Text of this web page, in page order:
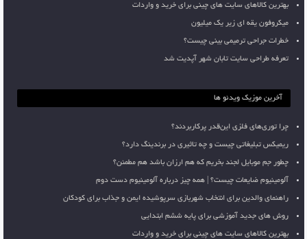
بهترین کالاهای سایت های چینی برای خرید و واردات
میکروفون یقه ای زیر یک میلیون
خطرات جراحی ترمیمی بینی چیست؟
تعرفه طراحی سایت تابان شهر آپدیت شد
آخرین موزیک ویدئو ها
چرا توری‌های فلزی این‌قدر پرکاربردند؟
ریمیکس تبلیغاتی چیست و چه تاثیری در برندینگ دارد؟
چطور جم موبایل لجند بخریم که هم ارزان باشد هم مطمئن؟
آلومینیوم ضایعات چیست؟ | همه چیز درباره آلومینیوم دست دوم
راهنمای والدین برای انتخاب شهربازی سرپوشیده ایمن و جذاب برای کودکان
روش های جدید آموزشی برای پایه ششم ابتدایی
بهترین کالاهای سایت های چینی برای خرید و واردات